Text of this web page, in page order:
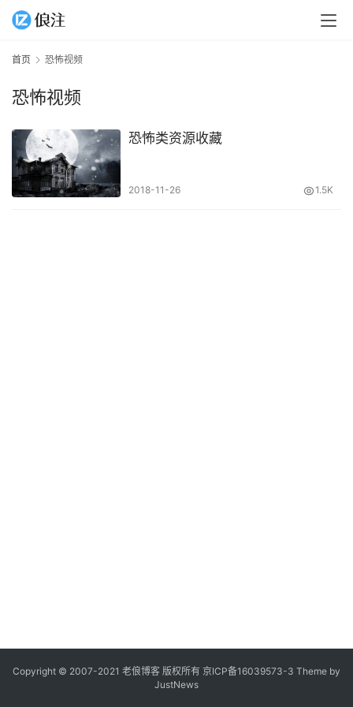
首页 恐怖视频
恐怖视频
恐怖类资源收藏
2018-11-26 1.5K
Copyright © 2007-2021 老俍博客 版权所有 京ICP备16039573-3 Theme by
JustNews